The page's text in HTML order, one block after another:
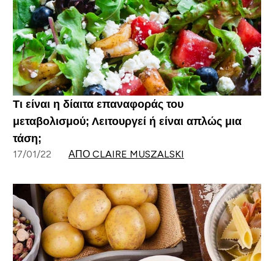
Τι είναι η δίαιτα επαναφοράς του
μεταβολισμού; Λειτουργεί ή είναι απλώς μια
τάση;
17/01/22 ΑΠΌ CLAIRE MUSZALSKI